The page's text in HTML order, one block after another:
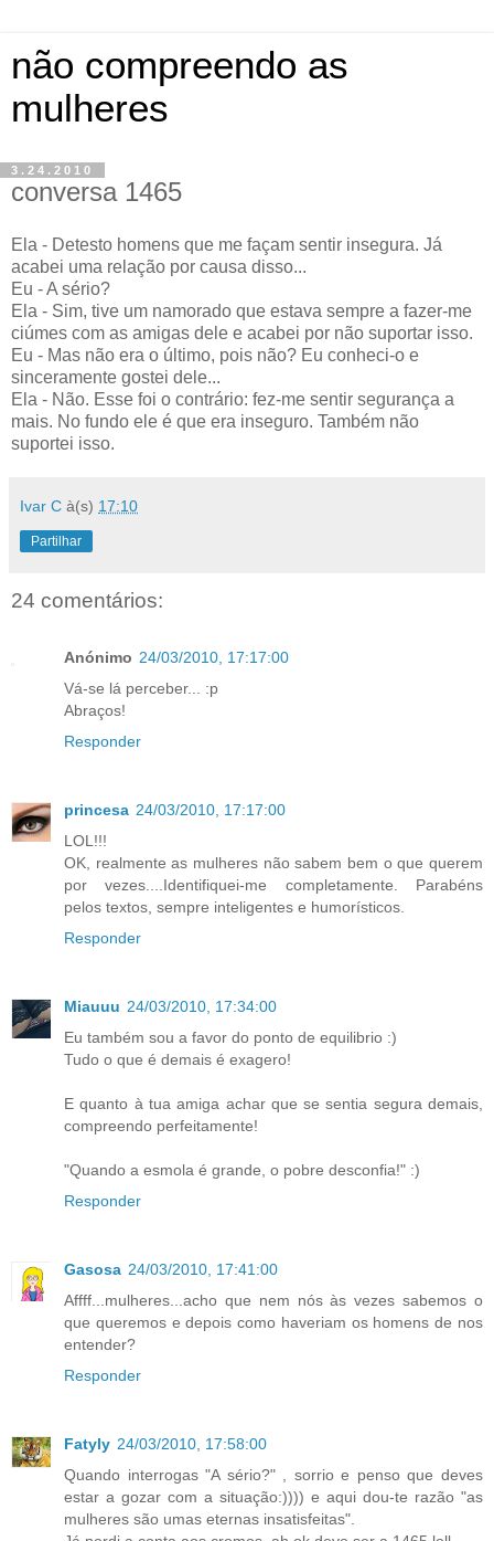
não compreendo as
mulheres
3.24.2010
conversa 1465
Ela - Detesto homens que me façam sentir insegura. Já
acabei uma relação por causa disso...
Eu - A sério?
Ela - Sim, tive um namorado que estava sempre a fazer-me
ciúmes com as amigas dele e acabei por não suportar isso.
Eu - Mas não era o último, pois não? Eu conheci-o e
sinceramente gostei dele...
Ela - Não. Esse foi o contrário: fez-me sentir segurança a
mais. No fundo ele é que era inseguro. Também não
suportei isso.
Ivar C à(s) 17:10
Partilhar
24 comentários:
Anónimo 24/03/2010, 17:17:00
Vá-se lá perceber... :p
Abraços!
Responder
princesa 24/03/2010, 17:17:00
LOL!!!
OK, realmente as mulheres não sabem bem o que querem
por vezes....Identifiquei-me completamente. Parabéns
pelos textos, sempre inteligentes e humorísticos.
Responder
Miauuu 24/03/2010, 17:34:00
Eu também sou a favor do ponto de equilibrio :)
Tudo o que é demais é exagero!
E quanto à tua amiga achar que se sentia segura demais,
compreendo perfeitamente!
"Quando a esmola é grande, o pobre desconfia!" :)
Responder
Gasosa 24/03/2010, 17:41:00
Affff...mulheres...acho que nem nós às vezes sabemos o
que queremos e depois como haveriam os homens de nos
entender?
Responder
Fatyly 24/03/2010, 17:58:00
Quando interrogas "A sério?" , sorrio e penso que deves
estar a gozar com a situação:)))) e aqui dou-te razão "as
mulheres são umas eternas insatisfeitas".